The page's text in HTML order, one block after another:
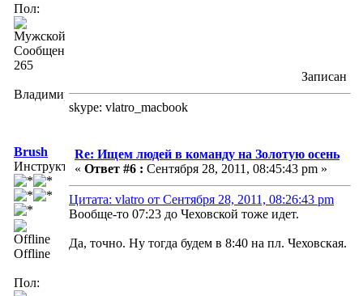
Пол:
Сообщений:
265
Владимир
Записан
skype: vlatro_macbook
Brush
Инструктор
Offline
Пол:
Re: Ищем людей в команду на Золотую осень
« Ответ #6 : Сентября 28, 2011, 08:45:43 pm »
Цитата: vlatro от Сентября 28, 2011, 08:26:43 pm
Вообще-то 07:23 до Чеховской тоже идет.
Да, точно. Ну тогда будем в 8:40 на пл. Чеховская.